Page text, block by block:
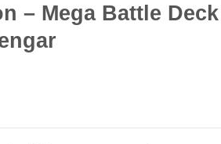
– Mega Battle Deck